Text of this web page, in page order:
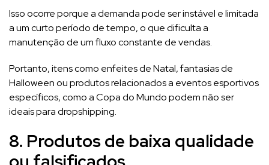
Isso ocorre porque a demanda pode ser instável e limitada
a um curto período de tempo, o que dificulta a
manutenção de um fluxo constante de vendas.
Portanto, itens como enfeites de Natal, fantasias de
Halloween ou produtos relacionados a eventos esportivos
específicos, como a Copa do Mundo podem não ser
ideais para dropshipping.
8. Produtos de baixa qualidade